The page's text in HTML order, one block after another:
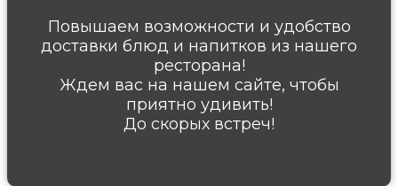
Повышаем возможности и удобство
доставки блюд и напитков из нашего
ресторана!
Ждем вас на нашем сайте, чтобы
приятно удивить!
До скорых встреч!